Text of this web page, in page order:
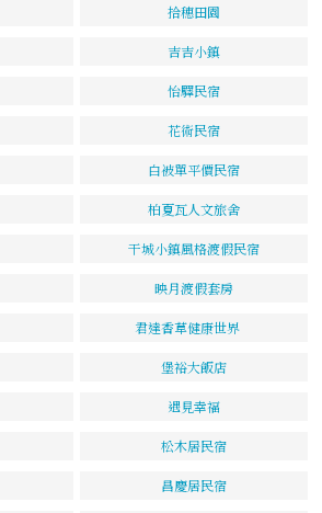
拾穗田園
吉吉小鎮
怡驛民宿
花術民宿
白被單平價民宿
柏夏瓦人文旅舍
干城小鎮風格渡假民宿
映月渡假套房
君達香草健康世界
堡裕大飯店
遇見幸福
松木居民宿
昌慶居民宿